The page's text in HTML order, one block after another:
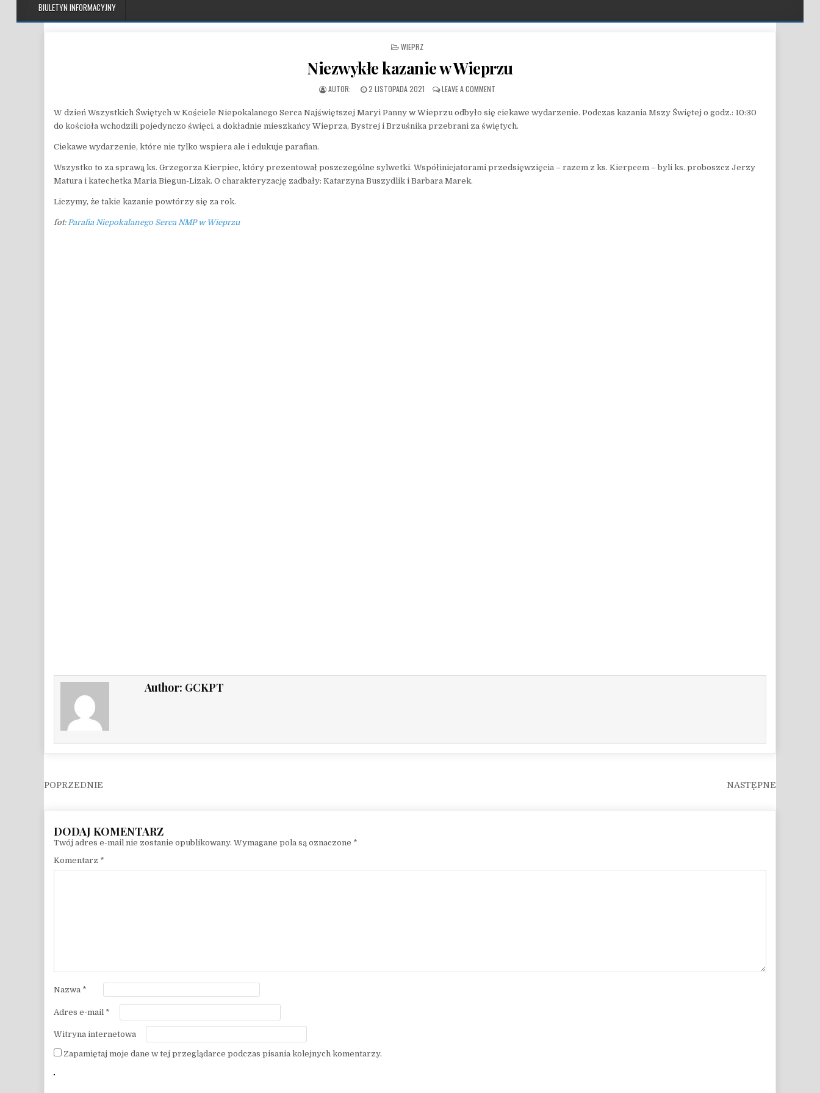
BIULETYN INFORMACYJNY
POSTED IN
WIEPRZ
Niezwykłe kazanie w Wieprzu
PUBLISHED DATE:
2 LISTOPADA 2021 LEAVE A COMMENTON NIEZWYKŁE KAZANIE W WIEPRZU
W dzień Wszystkich Świętych w Kościele Niepokalanego Serca Najświętszej Maryi Panny w Wieprzu odbyło się ciekawe wydarzenie. Podczas kazania Mszy Świętej o godz.: 10:30
do kościoła wchodzili pojedynczo święci, a dokładnie mieszkańcy Wieprza, Bystrej i Brzuśnika przebrani za świętych.
Ciekawe wydarzenie, które nie tylko wspiera ale i edukuje parafian.
Wszystko to za sprawą ks. Grzegorza Kierpiec, który prezentował poszczególne sylwetki. Współinicjatorami przedsięwzięcia – razem z ks. Kierpcem – byli ks. proboszcz Jerzy
Matura i katechetka Maria Biegun-Lizak. O charakteryzację zadbały: Katarzyna Buszydlik i Barbara Marek.
Liczymy, że takie kazanie powtórzy się za rok.
fot: Parafia Niepokalanego Serca NMP w Wieprzu
Author: GCKPT
Nawigacja wpisu
Twój adres e-mail nie zostanie opublikowany. Wymagane pola są oznaczone *
Komentarz *
Nazwa *
Adres e-mail *
Witryna internetowa
Zapamiętaj moje dane w tej przeglądarce podczas pisania kolejnych komentarzy.